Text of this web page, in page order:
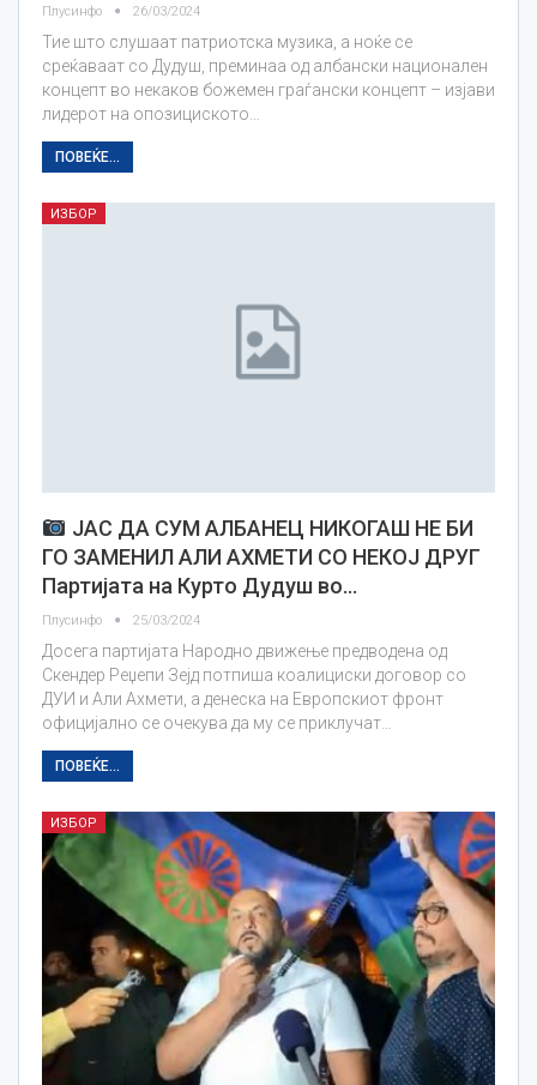
Плусинфо 26/03/2024
Тие што слушаат патриотска музика, а ноќе се
среќаваат со Дудуш, преминаа од албански национален
концепт во некаков божемен граѓански концепт – изјави
лидерот на опозициското…
ПОВЕЌЕ...
ИЗБОР
ЈАС ДА СУМ АЛБАНЕЦ НИКОГАШ НЕ БИ
ГО ЗАМЕНИЛ АЛИ АХМЕТИ СО НЕКОЈ ДРУГ
Партијата на Курто Дудуш во…
Плусинфо 25/03/2024
Досега партијата Народно движење предводена од
Скендер Реџепи Зејд потпиша коалициски договор со
ДУИ и Али Ахмети, а денеска на Европскиот фронт
официјално се очекува да му се приклучат…
ПОВЕЌЕ...
ИЗБОР